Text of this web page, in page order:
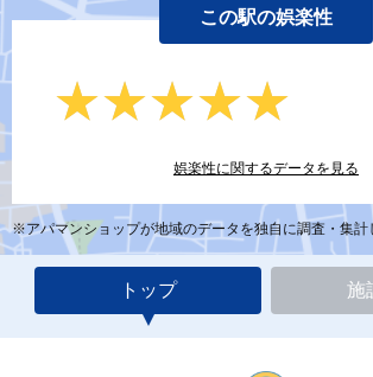
この駅の娯楽性
★★★★★
★★★★★
娯楽性に関するデータを見る
※アパマンショップが地域のデータを独自に調査・集計
トップ 施